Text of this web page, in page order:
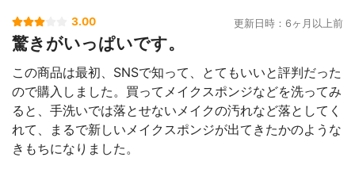
3.00 更新日時：6ヶ月以上前
驚きがいっぱいです。
この商品は最初、SNSで知って、とてもいいと評判だった
ので購入しました。買ってメイクスポンジなどを洗ってみ
ると、手洗いでは落とせないメイクの汚れなど落としてく
れて、まるで新しいメイクスポンジが出てきたかのような
きもちになりました。